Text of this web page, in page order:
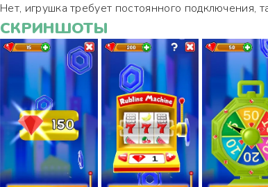
Нет, игрушка требует постоянного подключения,
СКРИНШОТЫ